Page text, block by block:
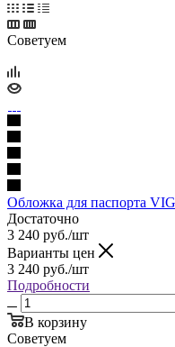
Советуем
Обложка для паспорта
Достаточно
3 240 руб./шт
Варианты цен
3 240 руб./шт
Подробности
В корзину
Советуем